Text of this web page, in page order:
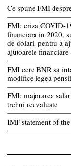
Ce spune FMI
FMI: criza COVID-
financiara in 2020,
de dolari, pentru a
ajutoarele
FMI cere BNR sa
modifice legea
FMI: majorarea
trebui reevaluate
IMF statement of